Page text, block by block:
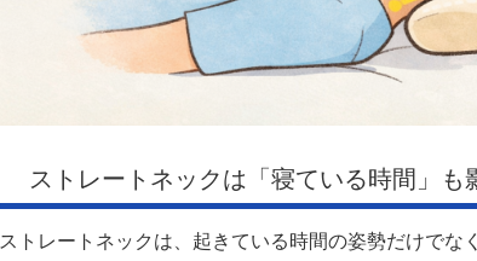
ストレートネックは「寝ている時間」も
ストレートネックは、起きている時間の姿勢だけでな